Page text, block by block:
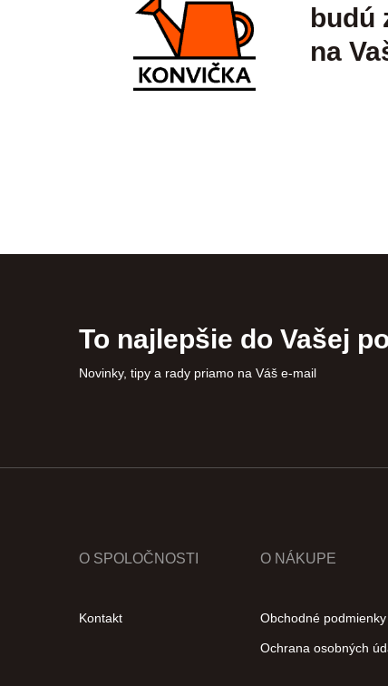
budú
na
To najlepšie do Vašej
Novinky, tipy a rady priamo na Váš e-mail
O SPOLOČNOSTI
Kontakt
O NÁKUPE
Obchodné podmienky
Ochrana osobných